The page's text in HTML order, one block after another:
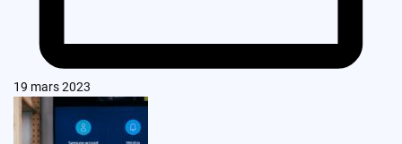
19 mars 2023